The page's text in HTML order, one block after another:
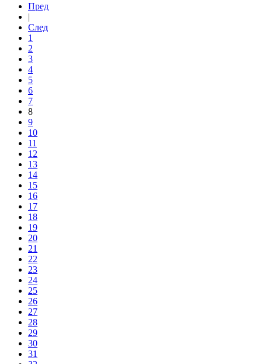
Пред
|
След
1
2
3
4
5
6
7
8
9
10
11
12
13
14
15
16
17
18
19
20
21
22
23
24
25
26
27
28
29
30
31